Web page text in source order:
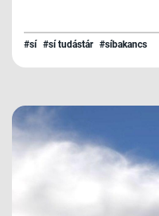
#sí #sí tudástár #síbakancs